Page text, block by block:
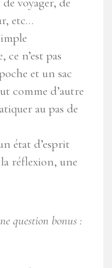
etc…
n’est pas
et un sac
comme d’autre
au pas de
état d’esprit
réflexion, une
question bonus :